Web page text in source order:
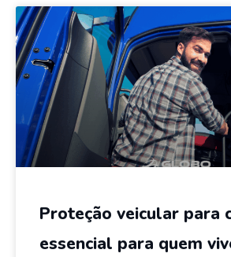
Proteção veicular para
essencial para quem